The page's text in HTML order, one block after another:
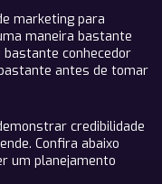
marketing para
maneira bastante
conhecedor
antes de tomar
credibilidade
Confira abaixo
um planejamento